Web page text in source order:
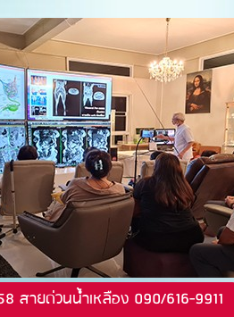
สายด่วนน้ำเหลือง 090/616-9911